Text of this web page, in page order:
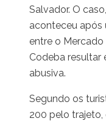
Salvador. O
aconteceu após
entre o
Codeba resultar
abusiva.
Segundo os
200 pelo trajeto,